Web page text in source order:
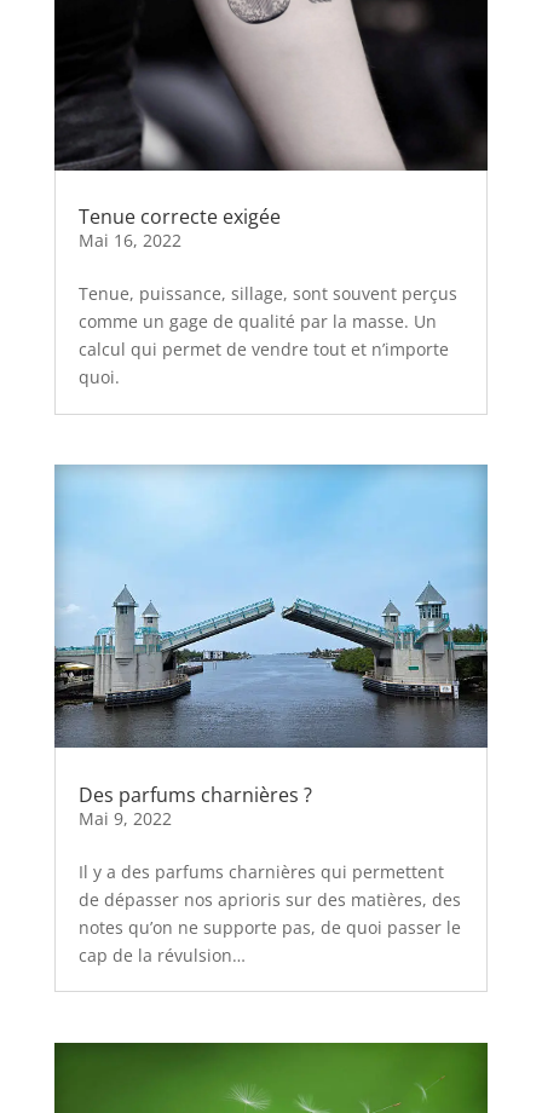
Tenue correcte exigée
Mai 16, 2022
Tenue, puissance, sillage, sont souvent perçus
comme un gage de qualité par la masse. Un
calcul qui permet de vendre tout et n’importe
quoi.
Des parfums charnières ?
Mai 9, 2022
Il y a des parfums charnières qui permettent
de dépasser nos aprioris sur des matières, des
notes qu’on ne supporte pas, de quoi passer le
cap de la révulsion…